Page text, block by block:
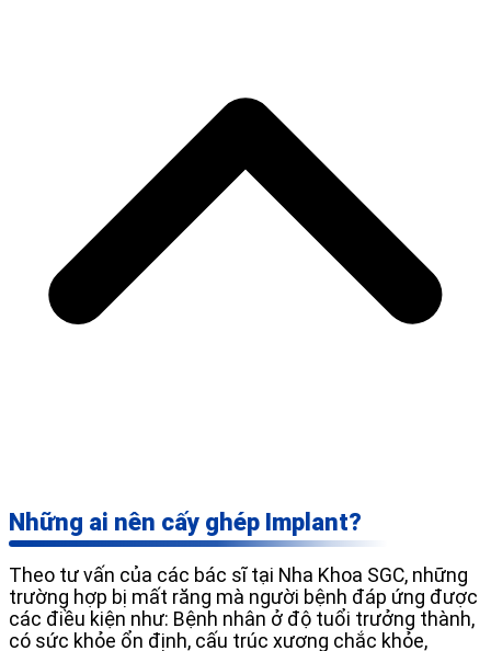
Những ai nên cấy ghép Implant?
Theo tư vấn của các bác sĩ tại Nha Khoa SGC, những
trường hợp bị mất răng mà người bệnh đáp ứng được
các điều kiện như: Bệnh nhân ở độ tuổi trưởng thành,
có sức khỏe ổn định, cấu trúc xương chắc khỏe,